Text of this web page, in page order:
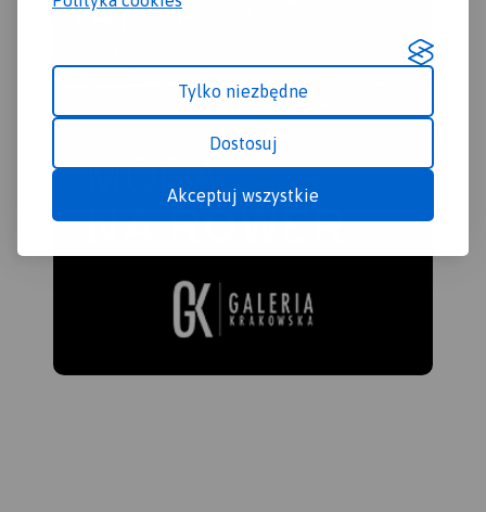
Tylko niezbędne
Dostosuj
Akceptuj wszystkie